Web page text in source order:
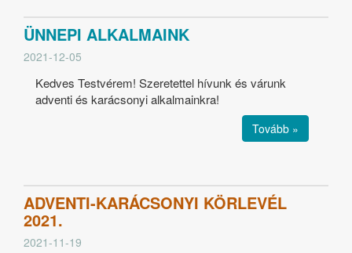
ÜNNEPI ALKALMAINK
2021-12-05
Kedves Testvérem! Szeretettel hívunk és várunk
adventi és karácsonyi alkalmainkra!
Tovább »
ADVENTI-KARÁCSONYI KÖRLEVÉL
2021.
2021-11-19